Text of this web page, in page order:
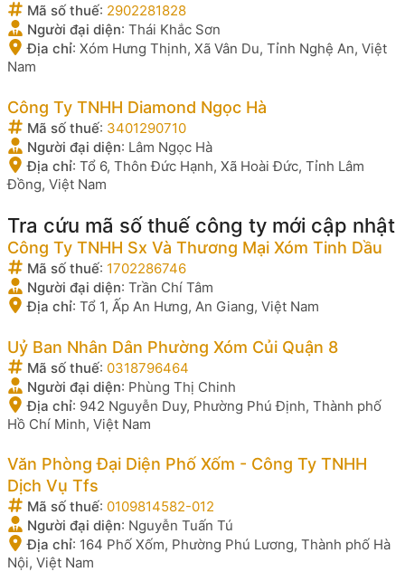
Mã số thuế: 2902281828
Người đại diện: Thái Khắc Sơn
Địa chỉ: Xóm Hưng Thịnh, Xã Vân Du, Tỉnh Nghệ An, Việt
Nam
Công Ty TNHH Diamond Ngọc Hà
Mã số thuế: 3401290710
Người đại diện: Lâm Ngọc Hà
Địa chỉ: Tổ 6, Thôn Đức Hạnh, Xã Hoài Đức, Tỉnh Lâm
Đồng, Việt Nam
Tra cứu mã số thuế công ty mới cập nhật
Công Ty TNHH Sx Và Thương Mại Xóm Tinh Dầu
Mã số thuế: 1702286746
Người đại diện: Trần Chí Tâm
Địa chỉ: Tổ 1, Ấp An Hưng, An Giang, Việt Nam
Uỷ Ban Nhân Dân Phường Xóm Củi Quận 8
Mã số thuế: 0318796464
Người đại diện: Phùng Thị Chinh
Địa chỉ: 942 Nguyễn Duy, Phường Phú Định, Thành phố
Hồ Chí Minh, Việt Nam
Văn Phòng Đại Diện Phố Xốm - Công Ty TNHH
Dịch Vụ Tfs
Mã số thuế: 0109814582-012
Người đại diện: Nguyễn Tuấn Tú
Địa chỉ: 164 Phố Xốm, Phường Phú Lương, Thành phố Hà
Nội, Việt Nam